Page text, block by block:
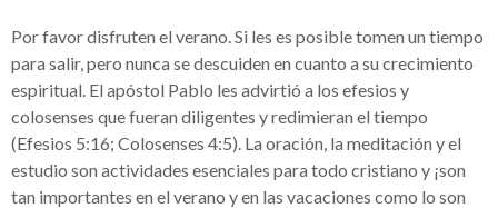
Por favor disfruten el verano. Si les es posible tomen un tiempo
para salir, pero nunca se descuiden en cuanto a su crecimiento
espiritual. El apóstol Pablo les advirtió a los efesios y
colosenses que fueran diligentes y redimieran el tiempo
(Efesios 5:16; Colosenses 4:5). La oración, la meditación y el
estudio son actividades esenciales para todo cristiano y ¡son
tan importantes en el verano y en las vacaciones como lo son